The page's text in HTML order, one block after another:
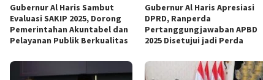
Gubernur Al Haris Sambut
Evaluasi SAKIP 2025, Dorong
Pemerintahan Akuntabel dan
Pelayanan Publik Berkualitas
Gubernur Al Haris Apresiasi
DPRD, Ranperda
Pertanggungjawaban APBD
2025 Disetujui jadi Perda